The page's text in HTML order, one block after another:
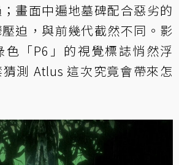
畫面中遍地墓碑配合惡劣的
迫，與前幾代截然不同。影
色「P6」的視覺標誌悄然浮
測 Atlus 這次究竟會帶來怎